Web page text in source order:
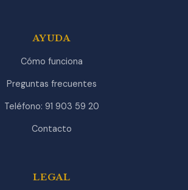
AYUDA
Cómo funciona
Preguntas frecuentes
Teléfono: 91 903 59 20
Contacto
LEGAL